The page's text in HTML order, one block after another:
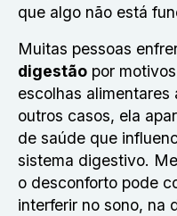
que algo não está
Muitas pessoas
digestão por
escolhas alimentares
outros casos, ela
de saúde que
sistema digestivo.
o desconforto pode
interferir no sono, na